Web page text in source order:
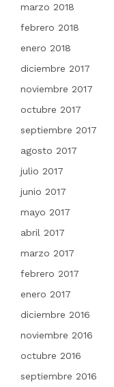
marzo 2018
febrero 2018
enero 2018
diciembre 2017
noviembre 2017
octubre 2017
septiembre 2017
agosto 2017
julio 2017
junio 2017
mayo 2017
abril 2017
marzo 2017
febrero 2017
enero 2017
diciembre 2016
noviembre 2016
octubre 2016
septiembre 2016